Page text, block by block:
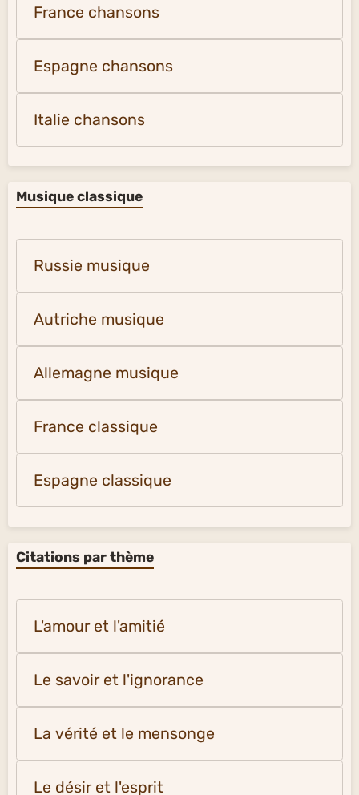
France chansons
Espagne chansons
Italie chansons
Musique classique
Russie musique
Autriche musique
Allemagne musique
France classique
Espagne classique
Citations par thème
L'amour et l'amitié
Le savoir et l'ignorance
La vérité et le mensonge
Le désir et l'esprit